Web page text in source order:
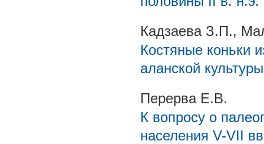
Кадзаева З.П.,
Костяные коньки
аланской
Перерва Е.В.
К вопросу о
населения V-VII